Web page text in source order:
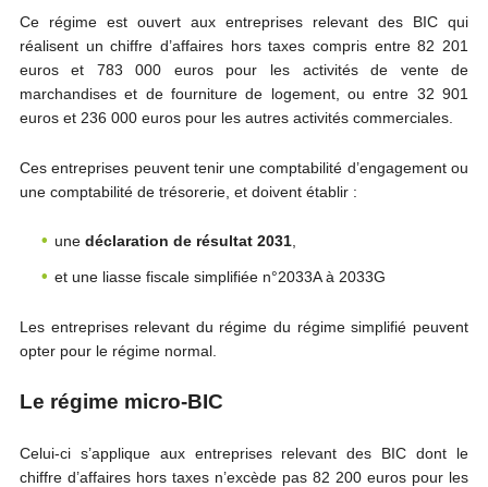
Ce régime est ouvert aux entreprises relevant des BIC qui
réalisent un chiffre d’affaires hors taxes compris entre 82 201
euros et 783 000 euros pour les activités de vente de
marchandises et de fourniture de logement, ou entre 32 901
euros et 236 000 euros pour les autres activités commerciales.
Ces entreprises peuvent tenir une comptabilité d’engagement ou
une comptabilité de trésorerie, et doivent établir :
une déclaration de résultat 2031,
et une liasse fiscale simplifiée n°2033A à 2033G
Les entreprises relevant du régime du régime simplifié peuvent
opter pour le régime normal.
Le régime micro-BIC
Celui-ci s’applique aux entreprises relevant des BIC dont le
chiffre d’affaires hors taxes n’excède pas 82 200 euros pour les